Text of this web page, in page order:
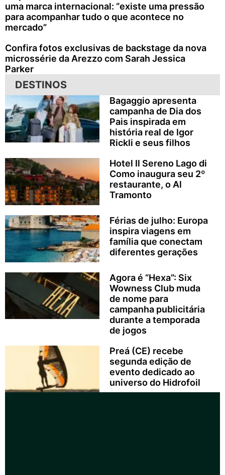
uma marca internacional: “existe uma pressão
para acompanhar tudo o que acontece no
mercado”
Confira fotos exclusivas de backstage da nova
microssérie da Arezzo com Sarah Jessica
Parker
DESTINOS
Bagaggio apresenta
campanha de Dia dos
Pais inspirada em
história real de Igor
Rickli e seus filhos
Hotel Il Sereno Lago di
Como inaugura seu 2º
restaurante, o Al
Tramonto
Férias de julho: Europa
inspira viagens em
família que conectam
diferentes gerações
Agora é “Hexa”: Six
Wowness Club muda
de nome para
campanha publicitária
durante a temporada
de jogos
Preá (CE) recebe
segunda edição de
evento dedicado ao
universo do Hidrofoil